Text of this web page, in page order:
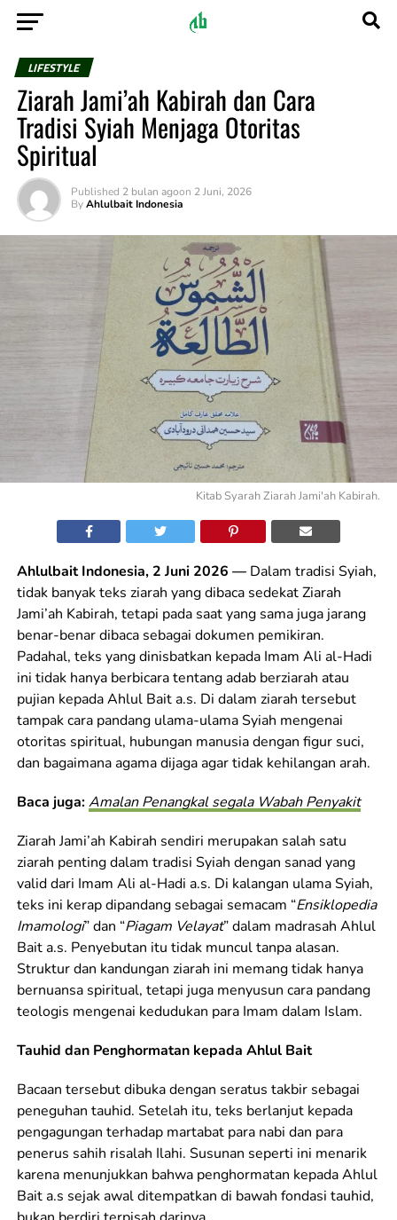
LIFESTYLE
Ziarah Jami’ah Kabirah dan Cara
Tradisi Syiah Menjaga Otoritas
Spiritual
Published 2 bulan agoon 2 Juni, 2026
By Ahlulbait Indonesia
Kitab Syarah Ziarah Jami'ah Kabirah.
Ahlulbait Indonesia, 2 Juni 2026 —Dalam tradisi Syiah,
tidak banyak teks ziarah yang dibaca sedekat Ziarah
Jami’ah Kabirah, tetapi pada saat yang sama juga jarang
benar-benar dibaca sebagai dokumen pemikiran.
Padahal, teks yang dinisbatkan kepada Imam Ali al-Hadi
ini tidak hanya berbicara tentang adab berziarah atau
pujian kepada Ahlul Bait a.s. Di dalam ziarah tersebut
tampak cara pandang ulama-ulama Syiah mengenai
otoritas spiritual, hubungan manusia dengan figur suci,
dan bagaimana agama dijaga agar tidak kehilangan arah.
Baca juga:Amalan Penangkal segala Wabah Penyakit
Ziarah Jami’ah Kabirah sendiri merupakan salah satu
ziarah penting dalam tradisi Syiah dengan sanad yang
valid dari Imam Ali al-Hadi a.s. Di kalangan ulama Syiah,
teks ini kerap dipandang sebagai semacam “Ensiklopedia
Imamologi” dan “Piagam Velayat” dalam madrasah Ahlul
Bait a.s. Penyebutan itu tidak muncul tanpa alasan.
Struktur dan kandungan ziarah ini memang tidak hanya
bernuansa spiritual, tetapi juga menyusun cara pandang
teologis mengenai kedudukan para Imam dalam Islam.
Tauhid dan Penghormatan kepada Ahlul Bait
Bacaan tersebut dibuka dengan seratus takbir sebagai
peneguhan tauhid. Setelah itu, teks berlanjut kepada
pengagungan terhadap martabat para nabi dan para
penerus sahih risalah Ilahi. Susunan seperti ini menarik
karena menunjukkan bahwa penghormatan kepada Ahlul
Bait a.s sejak awal ditempatkan di bawah fondasi tauhid,